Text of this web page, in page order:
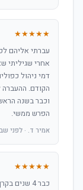
★★★★★
עברתי אליהם
אחרי שגיליתי
דמי ניהול
הקודם.
וכבר בשנה
הפרש ממשי.
אמיר ד. · לפני
★★★★★
כבר 4 שנים